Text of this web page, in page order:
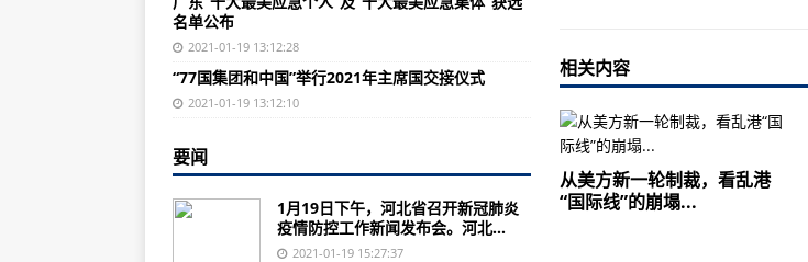
24年变化多大？中国1996年和2020年空军装备水平对比
台主力战舰竟在母港周边连续搁浅！
中国女星赴美代孕俩娃后弃养！这条百亿美金产业链 害了多少人？
美媒：中印核大战将毁灭地球 中国火箭军可随意打击印军
日本宣判在靖国神社烧“东条英机”牌位的中国人有罪！曾有中国人扔燃烧瓶想炸掉它
成飞到底有多强？不仅研发了中国唯一的五代机，还是最赚钱的航企
股票下跌“掌门”缺位 李在镕被捕后三星进入紧急模式
相关内容
从美方新一轮制裁，看乱港
“国际线”的崩塌...
名单公布
2021-01-19 13:12:28
“77国集团和中国”举行2021年主席国交接仪式
2021-01-19 13:12:10
要闻
1月19日下午，河北省召开新冠肺炎
疫情防控工作新闻发布会。河北...
2021-01-19 15:27:37